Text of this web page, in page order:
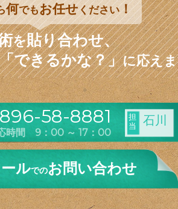
何でもお任せください！
を貼り合わせ、
できるかな？」に応え
58-8881
時間 9：00 ～ 17：00
担
当
石川
ルでのお問い合わせ